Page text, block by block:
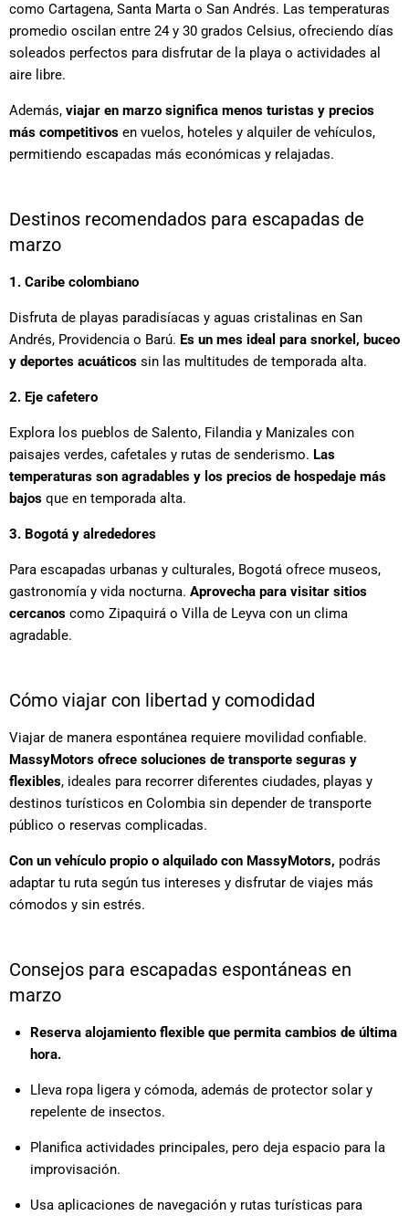
como Cartagena, Santa Marta o San Andrés. Las temperaturas
promedio oscilan entre 24 y 30 grados Celsius, ofreciendo días
soleados perfectos para disfrutar de la playa o actividades al
aire libre.
Además, viajar en marzo significa menos turistas y precios
más competitivos en vuelos, hoteles y alquiler de vehículos,
permitiendo escapadas más económicas y relajadas.
Destinos recomendados para escapadas de
marzo
1. Caribe colombiano
Disfruta de playas paradisíacas y aguas cristalinas en San
Andrés, Providencia o Barú. Es un mes ideal para snorkel, buceo
y deportes acuáticos sin las multitudes de temporada alta.
2. Eje cafetero
Explora los pueblos de Salento, Filandia y Manizales con
paisajes verdes, cafetales y rutas de senderismo. Las
temperaturas son agradables y los precios de hospedaje más
bajos que en temporada alta.
3. Bogotá y alrededores
Para escapadas urbanas y culturales, Bogotá ofrece museos,
gastronomía y vida nocturna. Aprovecha para visitar sitios
cercanos como Zipaquirá o Villa de Leyva con un clima
agradable.
Cómo viajar con libertad y comodidad
Viajar de manera espontánea requiere movilidad confiable.
MassyMotors ofrece soluciones de transporte seguras y
flexibles, ideales para recorrer diferentes ciudades, playas y
destinos turísticos en Colombia sin depender de transporte
público o reservas complicadas.
Con un vehículo propio o alquilado con MassyMotors, podrás
adaptar tu ruta según tus intereses y disfrutar de viajes más
cómodos y sin estrés.
Consejos para escapadas espontáneas en
marzo
Reserva alojamiento flexible que permita cambios de última
hora.
Lleva ropa ligera y cómoda, además de protector solar y
repelente de insectos.
Planifica actividades principales, pero deja espacio para la
improvisación.
Usa aplicaciones de navegación y rutas turísticas para